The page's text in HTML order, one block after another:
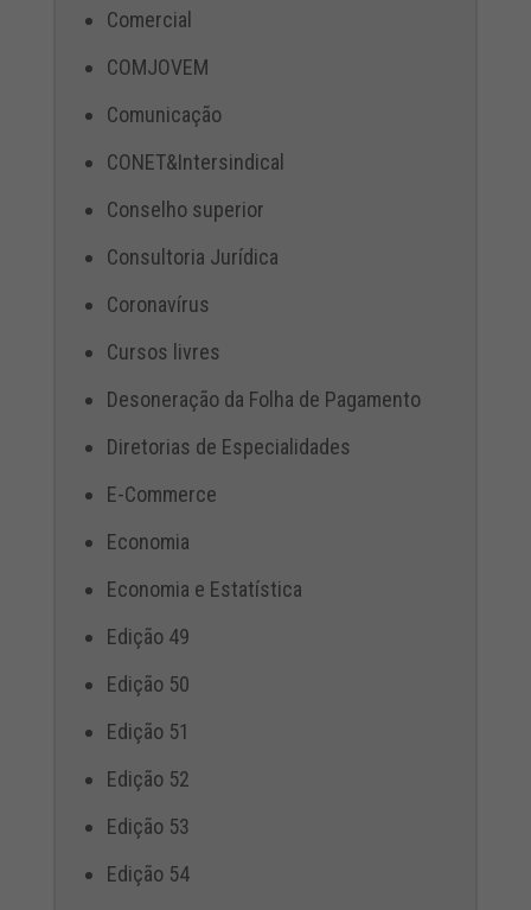
Comercial
COMJOVEM
Comunicação
CONET&Intersindical
Conselho superior
Consultoria Jurídica
Coronavírus
Cursos livres
Desoneração da Folha de Pagamento
Diretorias de Especialidades
E-Commerce
Economia
Economia e Estatística
Edição 49
Edição 50
Edição 51
Edição 52
Edição 53
Edição 54